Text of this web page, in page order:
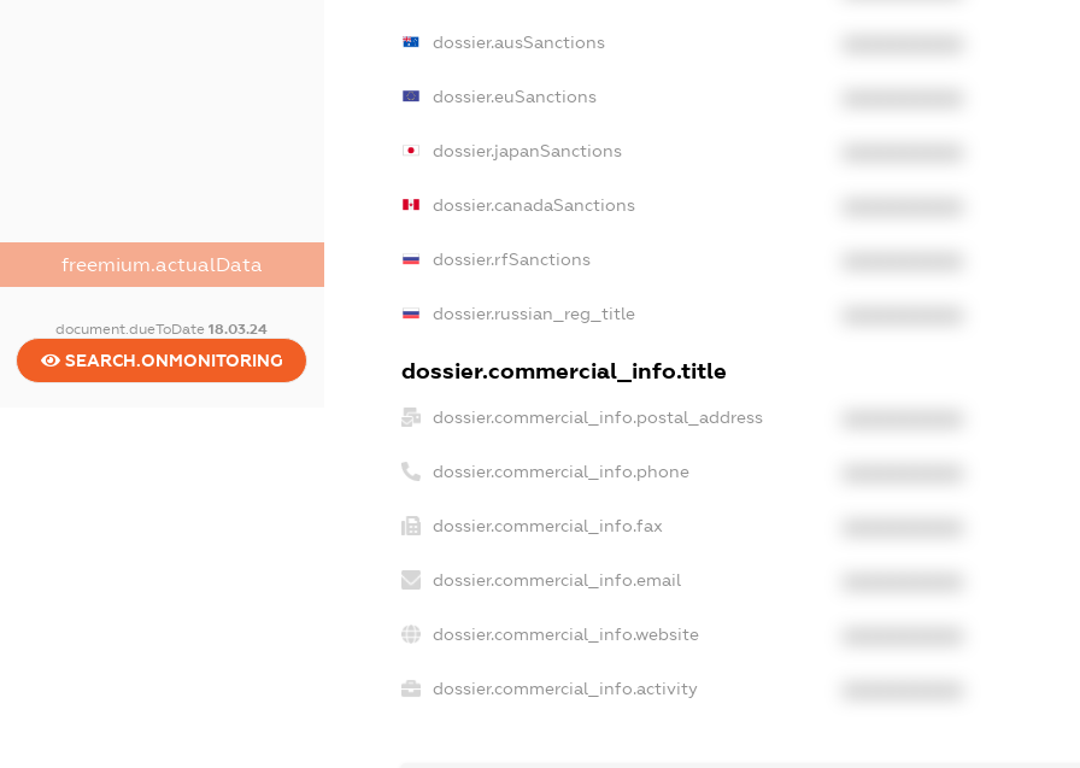
freemium.actualData
document.dueToDate18.03.24
SEARCH.ONMONITORING
dossier.ausSanctions
dossier.euSanctions
dossier.japanSanctions
dossier.canadaSanctions
dossier.rfSanctions
dossier.russian_reg_title
dossier.commercial_info.title
dossier.commercial_info.postal_address
dossier.commercial_info.phone
dossier.commercial_info.fax
dossier.commercial_info.email
dossier.commercial_info.website
dossier.commercial_info.activity